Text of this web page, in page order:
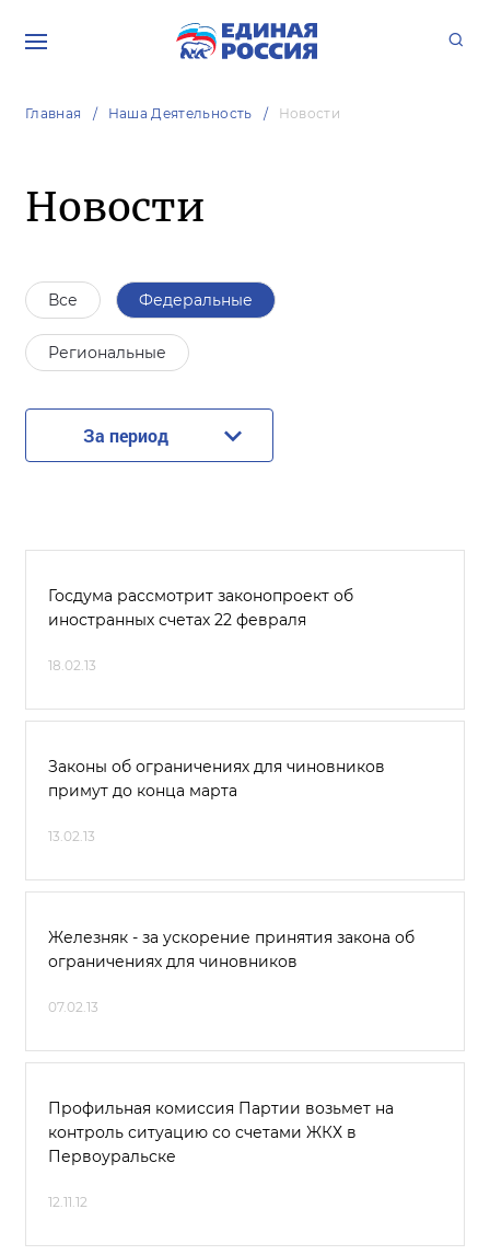
Главная Наша Деятельность Новости
Новости
Все Федеральные
Региональные
За период
Госдума рассмотрит законопроект об
иностранных счетах 22 февраля
18.02.13
Законы об ограничениях для чиновников
примут до конца марта
13.02.13
Железняк - за ускорение принятия закона об
ограничениях для чиновников
07.02.13
Профильная комиссия Партии возьмет на
контроль ситуацию со счетами ЖКХ в
Первоуральске
12.11.12